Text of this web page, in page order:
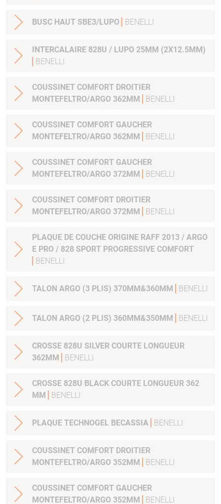
BUSC HAUT SBE3/LUPO BENELLI
INTERCALAIRE 828U / LUPO 25MM (2X12.5MM)
BENELLI
COUSSINET COMFORT DROITIER
MONTEFELTRO/ARGO 362MM
BENELLI
COUSSINET COMFORT GAUCHER
MONTEFELTRO/ARGO 362MM
BENELLI
COUSSINET COMFORT GAUCHER
MONTEFELTRO/ARGO 372MM
BENELLI
COUSSINET COMFORT DROITIER
MONTEFELTRO/ARGO 372MM
BENELLI
PLAQUE DE COUCHE ORIGINE RAFF 2013 / ARGO
E PRO / 828 SPORT PROGRESSIVE COMFORT
BENELLI
TALON ARGO (3 PLIS) 370MM&360MM BENELLI
TALON ARGO (2 PLIS) 360MM&350MM BENELLI
CROSSE 828U SILVER COURTE LONGUEUR
362MM
BENELLI
CROSSE 828U BLACK COURTE LONGUEUR 362
MM
BENELLI
PLAQUE TECHNOGEL BECASSIA BENELLI
COUSSINET COMFORT DROITIER
MONTEFELTRO/ARGO 352MM
BENELLI
COUSSINET COMFORT GAUCHER
MONTEFELTRO/ARGO 352MM
BENELLI